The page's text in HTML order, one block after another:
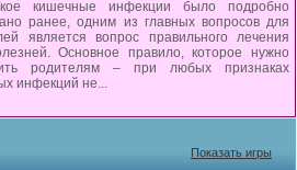
кишечные инфекции было подробно
ранее, одним из главных вопросов для
является вопрос правильного лечения
Основное правило, которое нужно
родителям – при любых признаках
инфекций не...
Показать игры